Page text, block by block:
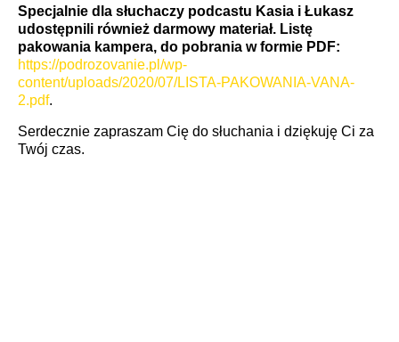
Specjalnie dla słuchaczy podcastu Kasia i Łukasz
udostępnili również darmowy materiał. Listę
pakowania kampera, do pobrania w formie PDF:
https://podrozovanie.pl/wp-
content/uploads/2020/07/LISTA-PAKOWANIA-VANA-
2.pdf.
Serdecznie zapraszam Cię do słuchania i dziękuję Ci za
Twój czas.